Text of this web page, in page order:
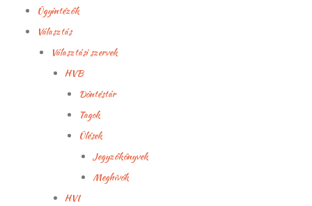
Ügyintézők
Választás
Választási szervek
HVB
Döntéstár
Tagok
Ülések
Jegyzőkönyvek
Meghívók
HVI